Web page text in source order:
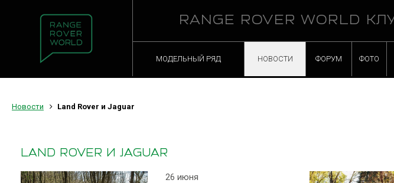
RANGE ROVER WORLD
МОДЕЛЬНЫЙ РЯД НОВОСТИ ФОРУМ ФОТО
Новости Land Rover и Jaguar
LAND ROVER И JAGUAR
26 июня